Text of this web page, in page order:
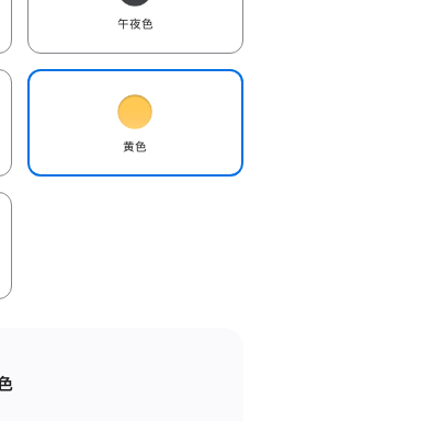
午夜色
黄色